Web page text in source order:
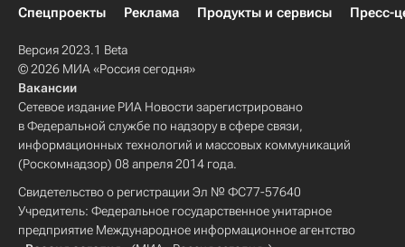
Спецпроекты
Реклама Продукты и сервисы Пресс-
Версия 2023.1 Beta
© 2026 МИА «Россия сегодня»
Вакансии
Сетевое издание РИА Новости зарегистрировано
в Федеральной службе по надзору в сфере связи,
информационных технологий и массовых коммуникаций
(Роскомнадзор) 08 апреля 2014 года.
Свидетельство о регистрации Эл № ФС77-57640
Учредитель: Федеральное государственное унитарное
предприятие Международное информационное агентство